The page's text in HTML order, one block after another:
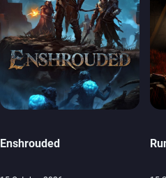
Enshrouded